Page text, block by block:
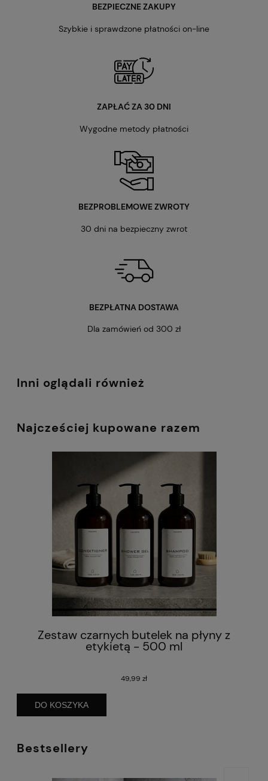
BEZPIECZNE ZAKUPY
Szybkie i sprawdzone płatności on-line
ZAPŁAĆ ZA 30 DNI
Wygodne metody płatności
BEZPROBLEMOWE ZWROTY
30 dni na bezpieczny zwrot
BEZPŁATNA DOSTAWA
Dla zamówień od 300 zł
Inni oglądali również
Najcześciej kupowane razem
Zestaw czarnych butelek na płyny z
etykietą - 500 ml
49,99 zł
DO KOSZYKA
Bestsellery